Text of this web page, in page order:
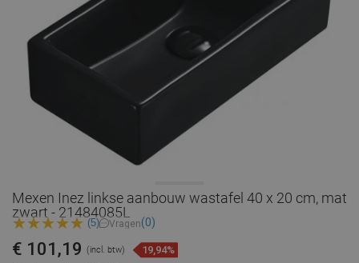
Mexen Inez linkse aanbouw wastafel 40 x 20 cm, mat
zwart - 21484085L
(5) Vragen(0)
€ 101,19 (incl. btw) 19,94%